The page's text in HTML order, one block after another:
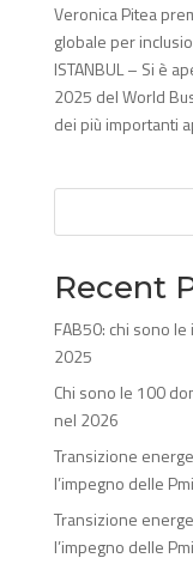
Veronica Pitea
globale per
ISTANBUL – Si è
2025 del World
dei più importanti
Recent
FAB50: chi sono
2025
Chi sono le 100
nel 2026
Transizione
l’impegno delle
Transizione
l’impegno delle